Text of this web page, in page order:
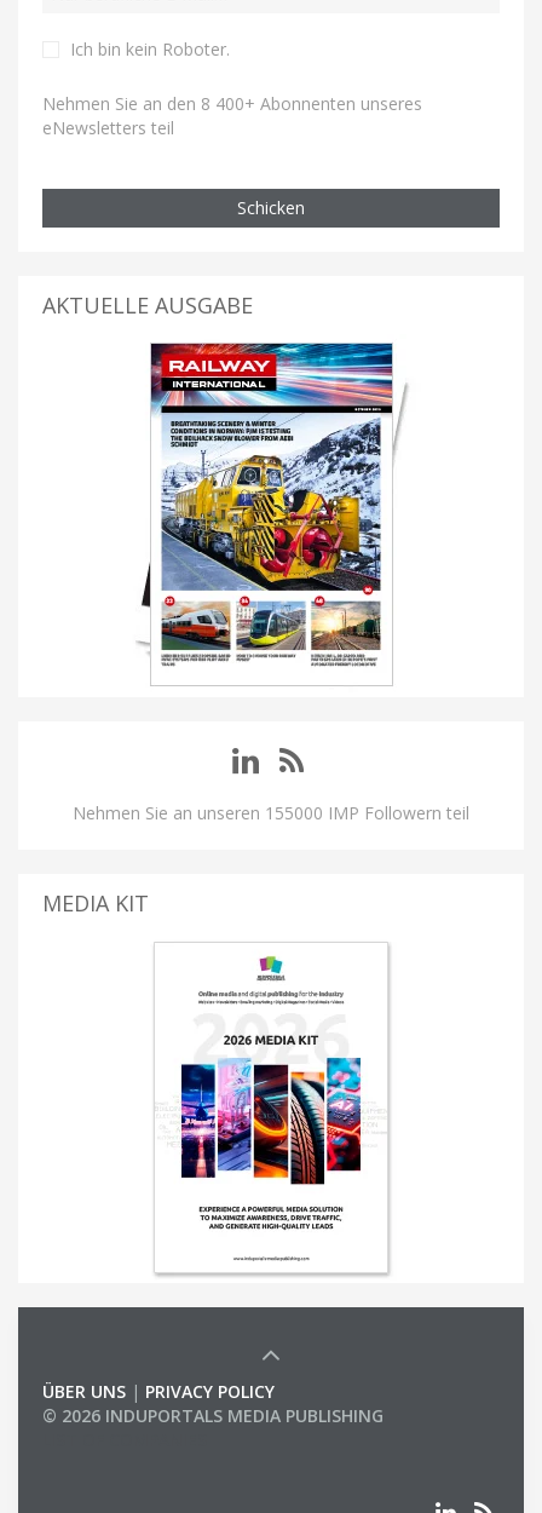
Ich bin kein Roboter.
Nehmen Sie an den 8 400+ Abonnenten unseres
eNewsletters teil
Schicken
AKTUELLE AUSGABE
Nehmen Sie an unseren 155000 IMP Followern teil
MEDIA KIT
ÜBER UNS | PRIVACY POLICY
© 2026 INDUPORTALS MEDIA PUBLISHING